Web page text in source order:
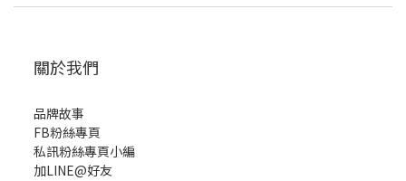
關於我們
品牌故事
FB粉絲專頁
私訊粉絲專頁小編
加LINE@好友